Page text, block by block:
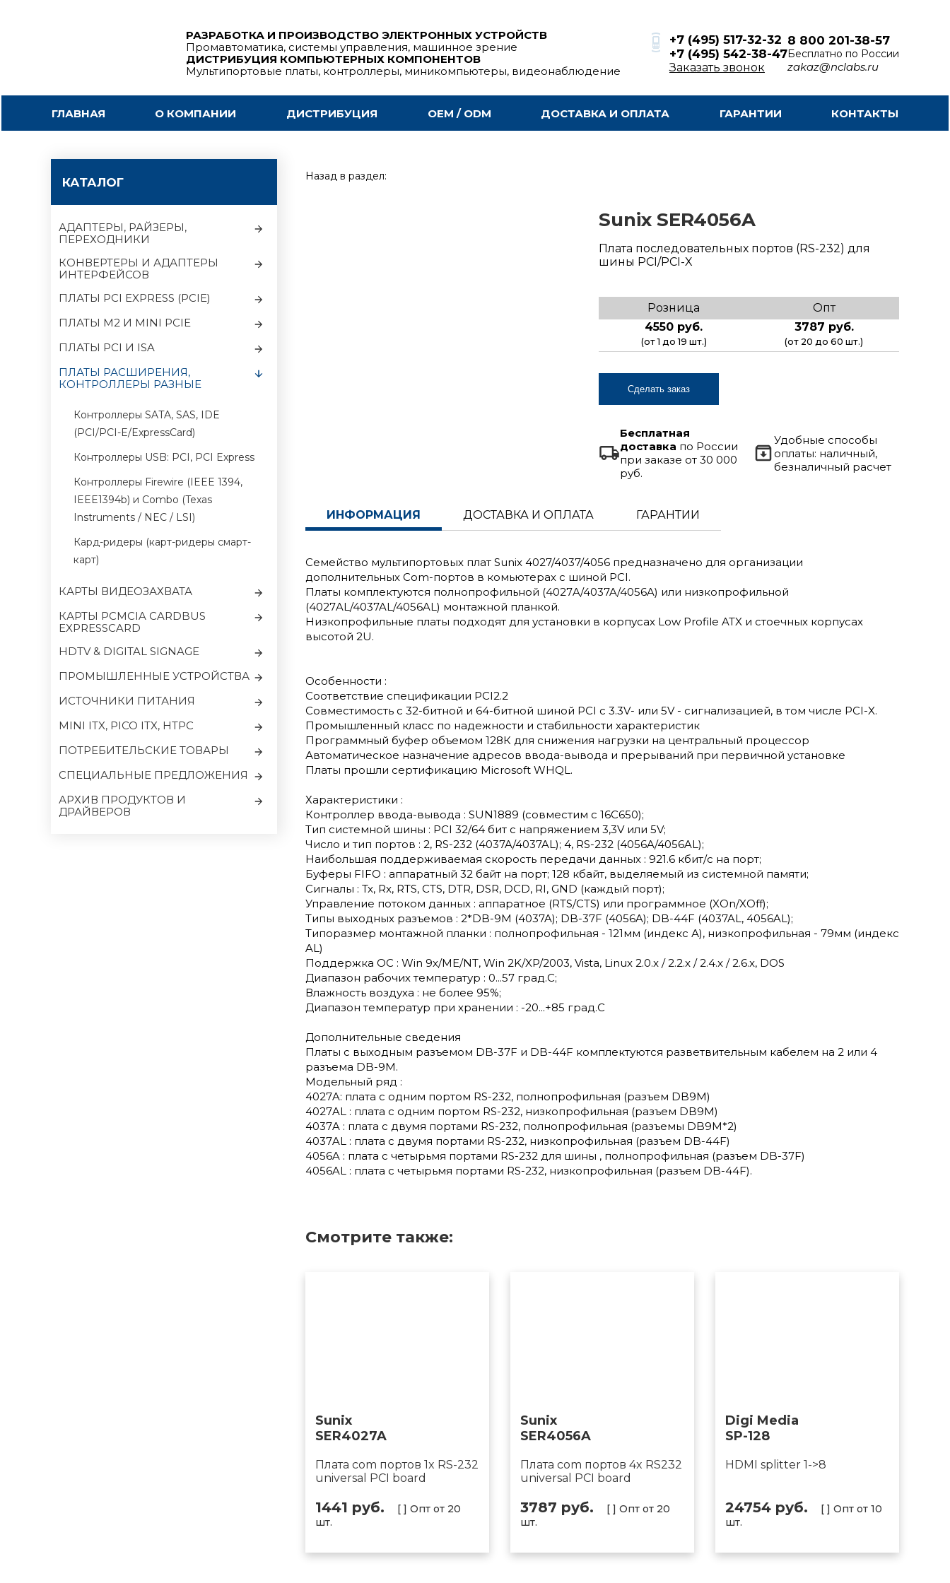
РАЗРАБОТКА И ПРОИЗВОДСТВО ЭЛЕКТРОННЫХ УСТРОЙСТВ
Промавтоматика, системы управления, машинное зрение
ДИСТРИБУЦИЯ КОМПЬЮТЕРНЫХ КОМПОНЕНТОВ
Мультипортовые платы, контроллеры, миникомпьютеры, видеонаблюдение
+7 (495) 517-32-32
+7 (495) 542-38-47
Заказать звонок
8 800 201-38-57
Бесплатно по России
zakaz@nclabs.ru
ГЛАВНАЯ О КОМПАНИИ ДИСТРИБУЦИЯ OEM / ODM ДОСТАВКА И ОПЛАТА ГАРАНТИИ КОНТАКТЫ
КАТАЛОГ
АДАПТЕРЫ, РАЙЗЕРЫ,
ПЕРЕХОДНИКИ
КОНВЕРТЕРЫ И АДАПТЕРЫ
ИНТЕРФЕЙСОВ
ПЛАТЫ PCI EXPRESS (PCIE)
ПЛАТЫ M2 И MINI PCIE
ПЛАТЫ PCI И ISA
ПЛАТЫ РАСШИРЕНИЯ,
КОНТРОЛЛЕРЫ РАЗНЫЕ
Контроллеры SATA, SAS, IDE
(PCI/PCI-E/ExpressCard)
Контроллеры USB: PCI, PCI Express
Контроллеры Firewire (IEEE 1394,
IEEE1394b) и Combo (Texas
Instruments / NEC / LSI)
Кард-ридеры (карт-ридеры смарт-
карт)
КАРТЫ ВИДЕОЗАХВАТА
КАРТЫ PCMCIA CARDBUS
EXPRESSCARD
HDTV & DIGITAL SIGNAGE
ПРОМЫШЛЕННЫЕ УСТРОЙСТВА
ИСТОЧНИКИ ПИТАНИЯ
MINI ITX, PICO ITX, HTPC
ПОТРЕБИТЕЛЬСКИЕ ТОВАРЫ
CПЕЦИАЛЬНЫЕ ПРЕДЛОЖЕНИЯ
АРХИВ ПРОДУКТОВ И
ДРАЙВЕРОВ
Назад в раздел:
Sunix SER4056A
Плата последовательных портов (RS-232) для
шины PCI/PCI-X
Розница
Опт
4550 руб.
(от 1 до 19 шт.)
3787 руб.
(от 20 до 60 шт.)
Сделать заказ
Бесплатная
доставка по России
при заказе от 30 000
руб.
Удобные способы
оплаты: наличный,
безналичный расчет
ИНФОРМАЦИЯ ДОСТАВКА И ОПЛАТА ГАРАНТИИ
Семейство мультипортовых плат Sunix 4027/4037/4056 предназначено для организации
дополнительных Com-портов в комьютерах с шиной PCI.
Платы комплектуются полнопрофильной (4027A/4037A/4056A) или низкопрофильной
(4027AL/4037AL/4056AL) монтажной планкой.
Низкопрофильные платы подходят для установки в корпусах Low Profile ATX и стоечных корпусах
высотой 2U.
Особенности :
Cоответствие спецификации PCI2.2
Cовместимость с 32-битной и 64-битной шиной PCI c 3.3V- или 5V - сигнализацией, в том числе PCI-X.
Промышленный класс по надежности и стабильности характеристик
Программный буфер объемом 128К для снижения нагрузки на центральный процессор
Автоматическое назначение адресов ввода-вывода и прерываний при первичной установке
Платы прошли сертификацию Microsoft WHQL.
Характеристики :
Контроллер ввода-вывода : SUN1889 (совместим с 16C650);
Тип системной шины : PCI 32/64 бит с напряжением 3,3V или 5V;
Число и тип портов : 2, RS-232 (4037A/4037AL); 4, RS-232 (4056A/4056AL);
Наибольшая поддерживаемая скорость передачи данных : 921.6 кбит/с на порт;
Буферы FIFO : аппаратный 32 байт на порт; 128 кбайт, выделяемый из системной памяти;
Сигналы : Tx, Rx, RTS, CTS, DTR, DSR, DCD, RI, GND (каждый порт);
Управление потоком данных : аппаратное (RTS/CTS) или программное (XOn/XOff);
Типы выходных разъемов : 2*DB-9M (4037A); DB-37F (4056A); DB-44F (4037AL, 4056AL);
Типоразмер монтажной планки : полнопрофильная - 121мм (индекс А), низкопрофильная - 79мм (индекс
AL)
Поддержка ОС : Win 9x/ME/NT, Win 2K/XP/2003, Vista, Linux 2.0.x / 2.2.x / 2.4.x / 2.6.x, DOS
Диапазон рабочих температур : 0...57 град.С;
Влажность воздуха : не более 95%;
Диапазон температур при хранении : -20...+85 град.С
Дополнительные сведения
Платы c выходным разъемом DB-37F и DB-44F комплектуются разветвительным кабелем на 2 или 4
разъема DB-9M.
Модельный ряд :
4027A: плата с одним портом RS-232, полнопрофильная (разъем DB9M)
4027AL : плата с одним портом RS-232, низкопрофильная (разъем DB9M)
4037A : плата с двумя портами RS-232, полнопрофильная (разъемы DB9M*2)
4037AL : плата с двумя портами RS-232, низкопрофильная (разъем DB-44F)
4056A : плата с четырьмя портами RS-232 для шины , полнопрофильная (разъем DB-37F)
4056AL : плата с четырьмя портами RS-232, низкопрофильная (разъем DB-44F).
Смотрите также:
Sunix
SER4027A
Плата com портов 1x RS-232
universal PCI board
1441 руб.
[ ] Опт от 20
шт.
Sunix
SER4056A
Плата com портов 4x RS232
universal PCI board
3787 руб.
[ ] Опт от 20
шт.
Digi Media
SP-128
HDMI splitter 1->8
24754 руб.
[ ] Опт от 10
шт.